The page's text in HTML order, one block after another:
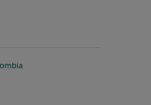
záložce
v nové záložce
se otevře v nové záložce